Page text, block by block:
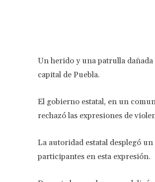
Un herido y una patrulla dañada
capital de Puebla.
El gobierno estatal, en un
rechazó las expresiones de
La autoridad estatal desplegó
participantes en esta expresión.